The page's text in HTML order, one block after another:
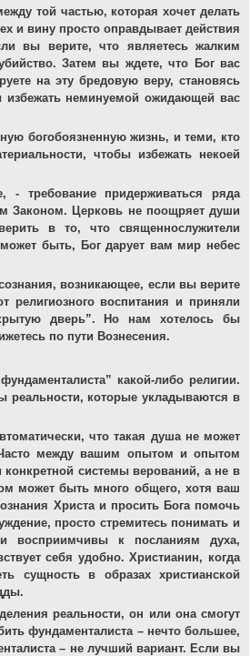
той частью, которая хочет делать
и вину просто оправдывает действия
вы верите, что являетесь жалким
Затем вы ждете, что Бог вас
на эту бредовую веру, становясь
избежать неминуемой ожидающей вас
богобоязненную жизнь, и теми, кто
чтобы избежать некоей
требование придерживаться ряда
Законом. Церковь не поощряет души
в то, что священнослужители
быть, Бог дарует вам мир небес
возникающее, если вы верите
религиозного воспитания и приняли
дверь”. Но нам хотелось бы
по пути Вознесения.
какой-либо религии.
реальности, которые укладываются в
что такая душа не может
Часто между вашим опытом и опытом
системы верований, а не в
может быть много общего, хотя ваш
Христа и просить Бога помочь
просто стремитесь понимать и
восприимчивы к посланиям духа,
себя удобно. Христианин, когда
сущность в образах христианской
реальности, он или она смогут
фундаменталиста – нечто большее,
– не лучший вариант. Если вы